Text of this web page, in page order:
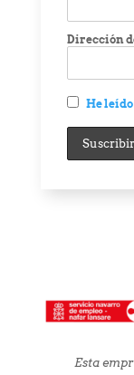
Dirección
He
Esta